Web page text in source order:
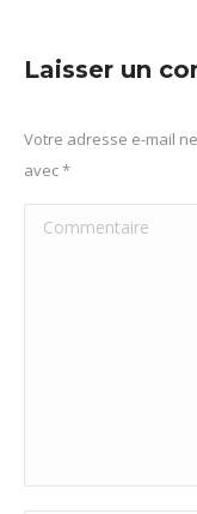
Laisser un
Votre adresse e-mail
avec*
Commentaire